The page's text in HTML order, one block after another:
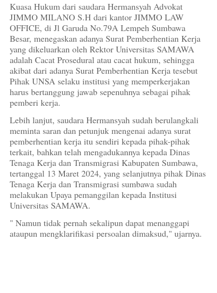
Kuasa Hukum dari saudara Hermansyah Advokat
JIMMO MILANO S.H dari kantor JIMMO LAW
OFFICE, di Jl Garuda No.79A Lempeh Sumbawa
Besar, menegaskan adanya Surat Pemberhentian Kerja
yang dikeluarkan oleh Rektor Universitas SAMAWA
adalah Cacat Prosedural atau cacat hukum, sehingga
akibat dari adanya Surat Pemberhentian Kerja tesebut
Pihak UNSA selaku institusi yang memperkerjakan
harus bertanggung jawab sepenuhnya sebagai pihak
pemberi kerja.
Lebih lanjut, saudara Hermansyah sudah berulangkali
meminta saran dan petunjuk mengenai adanya surat
pemberhentian kerja itu sendiri kepada pihak-pihak
terkait, bahkan telah mengadukannya kepada Dinas
Tenaga Kerja dan Transmigrasi Kabupaten Sumbawa,
tertanggal 13 Maret 2024, yang selanjutnya pihak Dinas
Tenaga Kerja dan Transmigrasi sumbawa sudah
melakukan Upaya pemanggilan kepada Institusi
Universitas SAMAWA.
" Namun tidak pernah sekalipun dapat menanggapi
ataupun mengklarifikasi persoalan dimaksud," ujarnya.